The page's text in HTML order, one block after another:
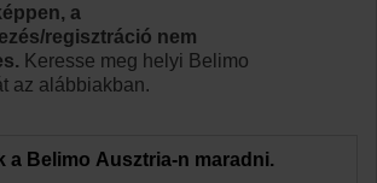
a
regisztráció nem
Keresse meg helyi Belimo
az alábbiakban.
a Belimo Ausztria-n maradni.